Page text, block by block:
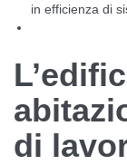
in efficienza di
di